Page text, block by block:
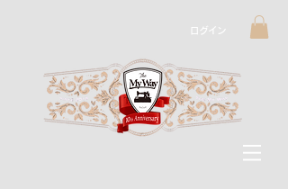
ログイン